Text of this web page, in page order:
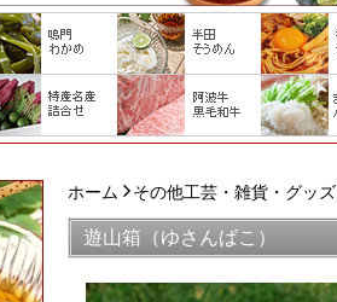
ホーム その他工芸・雑貨・グッズ
遊山箱（ゆさんばこ）